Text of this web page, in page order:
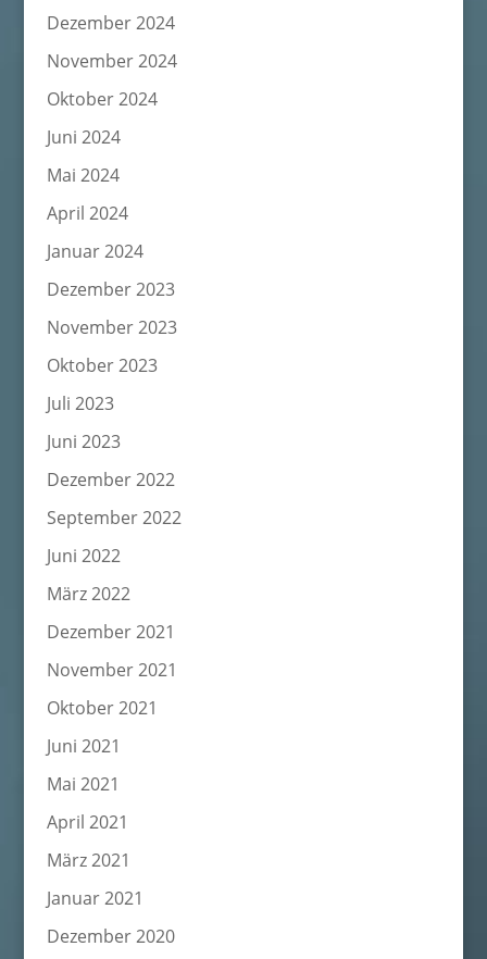
Dezember 2024
November 2024
Oktober 2024
Juni 2024
Mai 2024
April 2024
Januar 2024
Dezember 2023
November 2023
Oktober 2023
Juli 2023
Juni 2023
Dezember 2022
September 2022
Juni 2022
März 2022
Dezember 2021
November 2021
Oktober 2021
Juni 2021
Mai 2021
April 2021
März 2021
Januar 2021
Dezember 2020